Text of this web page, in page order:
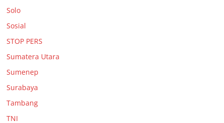
Solo
Sosial
STOP PERS
Sumatera Utara
Sumenep
Surabaya
Tambang
TNI